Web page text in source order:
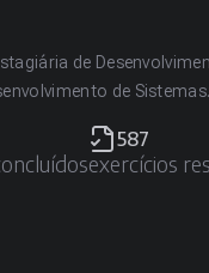
de
de Sistemas.
587
exercícios